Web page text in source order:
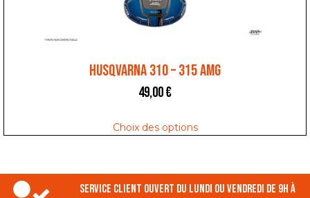
HUSQVARNA 310 – 315 AMG
49,00€
Choix des options
Service client ouvert du lundi ou vendredi de 9h à